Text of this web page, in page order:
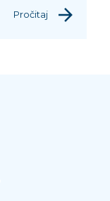
Pročitaj